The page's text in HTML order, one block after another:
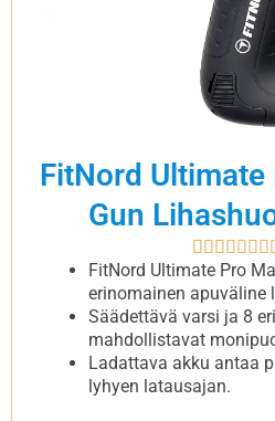
FitNord
Gun

FitNord Ultimate Pro
erinomainen apuväline
Säädettävä varsi ja 8
mahdollistavat
Ladattava akku antaa
lyhyen latausajan.